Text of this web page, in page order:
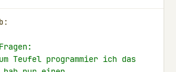
Teufel programmier ich das